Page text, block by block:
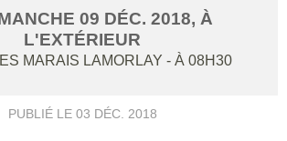
09 DÉC. 2018, À
L'EXTÉRIEUR
MARAIS LAMORLAY - À 08H30
PUBLIÉ LE 03 DÉC. 2018